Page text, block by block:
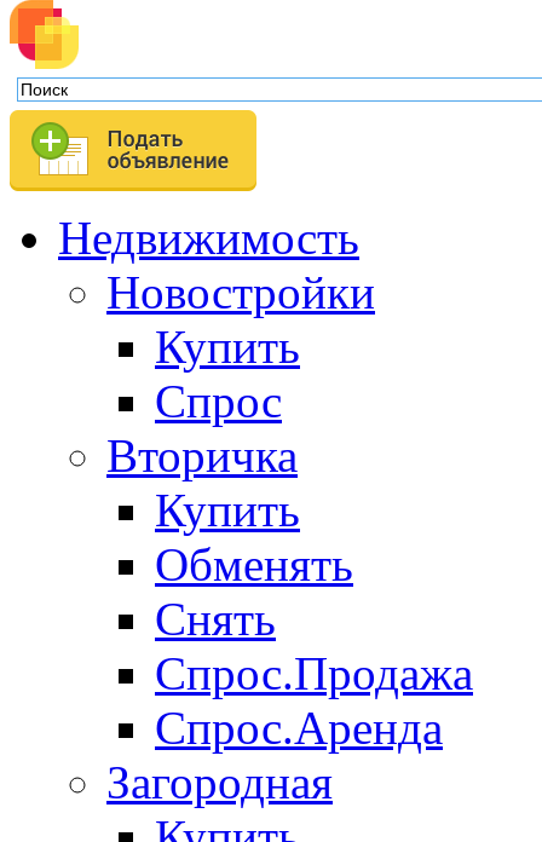
Недвижимость
Новостройки
Купить
Спрос
Вторичка
Купить
Обменять
Снять
Спрос.Продажа
Спрос.Аренда
Загородная